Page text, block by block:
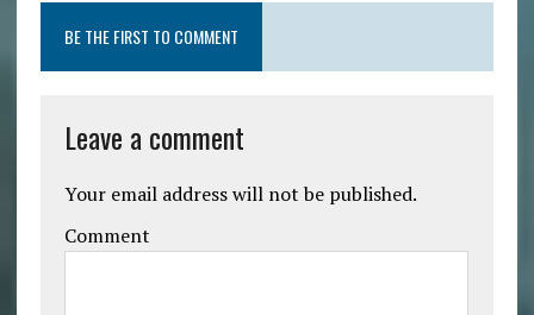
BE THE FIRST TO COMMENT
Leave a comment
Your email address will not be published.
Comment